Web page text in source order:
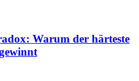
Warum der härteste